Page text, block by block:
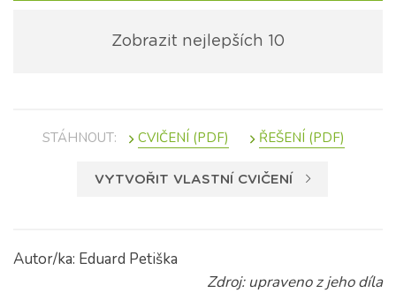
Zobrazit nejlepších 10
STÁHNOUT:
VYTVOŘIT VLASTNÍ CVIČENÍ
Autor/ka: Eduard Petiška
Zdroj: upraveno z jeho díla